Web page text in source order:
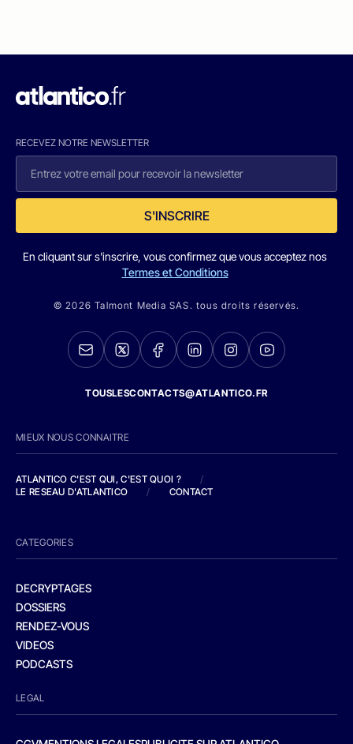
RECEVEZ NOTRE NEWSLETTER
S'INSCRIRE
En cliquant sur s'inscrire, vous confirmez que vous acceptez nos
Termes et Conditions
© 2026 Talmont Media SAS. tous droits réservés.
TOUSLESCONTACTS@ATLANTICO.FR
MIEUX NOUS CONNAITRE
ATLANTICO C'EST QUI, C'EST QUOI ?
/
LE RESEAU D'ATLANTICO
/ CONTACT
CATEGORIES
DECRYPTAGES
DOSSIERS
RENDEZ-VOUS
VIDEOS
PODCASTS
LEGAL